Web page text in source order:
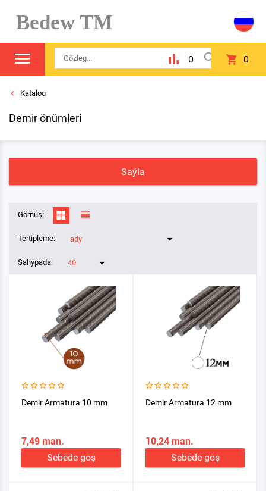
Bedew TM
0 0
Katalog
Demir önümleri
Saýla
Görnüş:
Tertipleme: ady
Sahypada: 40
Demir Armatura 10 mm
7,49 man.
Sebede goş
Demir Armatura 12 mm
10,24 man.
Sebede goş